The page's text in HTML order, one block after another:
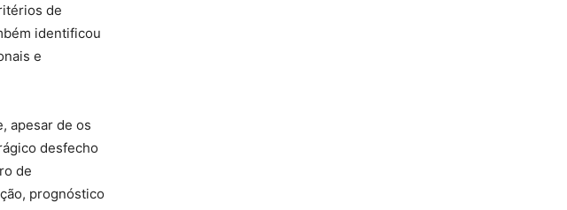
de
identificou
e
apesar de os
desfecho
de
prognóstico